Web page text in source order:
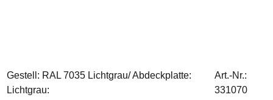
Gestell: RAL 7035 Lichtgrau/ Abdeckplatte:
Lichtgrau:
Art.-Nr.:
331070